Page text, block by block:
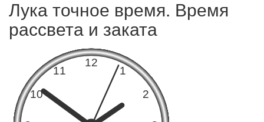
Лука точное время. Время
рассвета и заката